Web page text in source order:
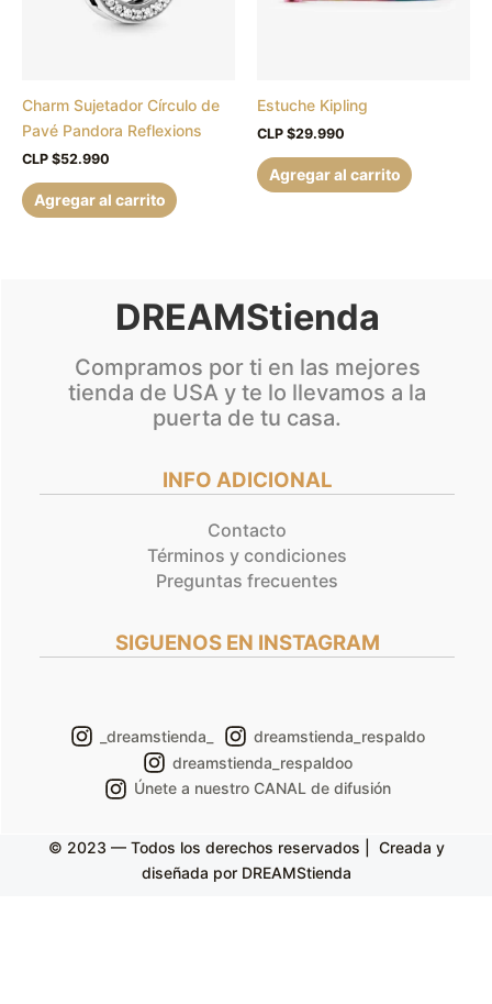
Charm Sujetador Círculo de
Pavé Pandora Reflexions
CLP $52.990
Agregar al carrito
Estuche Kipling
CLP $29.990
Agregar al carrito
DREAMStienda
Compramos por ti en las mejores
tienda de USA y te lo llevamos a la
puerta de tu casa.
INFO ADICIONAL
Contacto
Términos y condiciones
Preguntas frecuentes
SIGUENOS EN INSTAGRAM
_dreamstienda_
dreamstienda_respaldo
dreamstienda_respaldoo
Únete a nuestro CANAL de difusión
© 2023 — Todos los derechos reservados | Creada y
diseñada por DREAMStienda